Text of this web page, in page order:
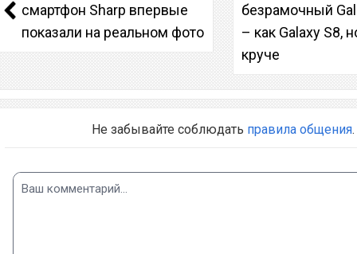
смартфон Sharp впервые
показали на реальном фото
безрамочный
– как Galaxy S8,
круче
Не забывайте соблюдать правила общения.